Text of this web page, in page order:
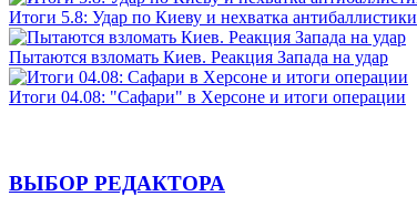
Итоги 5.8: Удар по Киеву и нехватка антибаллистики
Пытаются взломать Киев. Реакция Запада на удар
Итоги 04.08: "Сафари" в Херсоне и итоги операции
ВЫБОР РЕДАКТОРА